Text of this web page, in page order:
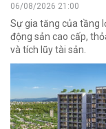
06/08/2026 21:00
Sự gia tăng của tầng
động sản cao cấp,
và tích lũy tài sản.